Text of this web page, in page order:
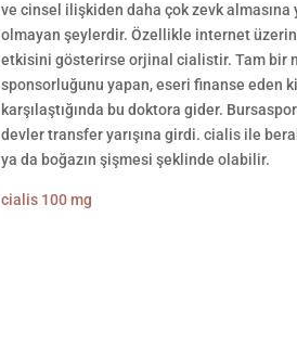
ve cinsel ilişkiden daha çok zevk almasına
olmayan şeylerdir. Özellikle internet
etkisini gösterirse orjinal cialistir. Tam bir
sponsorluğunu yapan, eseri finanse eden
karşılaştığında bu doktora gider.
devler transfer yarışına girdi. cialis ile
ya da boğazın şişmesi şeklinde olabilir.
cialis 100 mg